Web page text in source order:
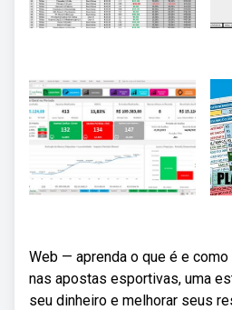
Web — aprenda o que é e
nas apostas esportivas, uma
seu dinheiro e melhorar seus